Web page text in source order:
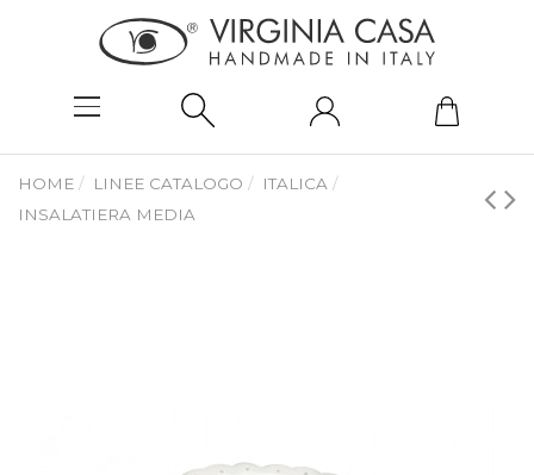
HOME LINEE CATALOGO
ITALICA
INSALATIERA MEDIA